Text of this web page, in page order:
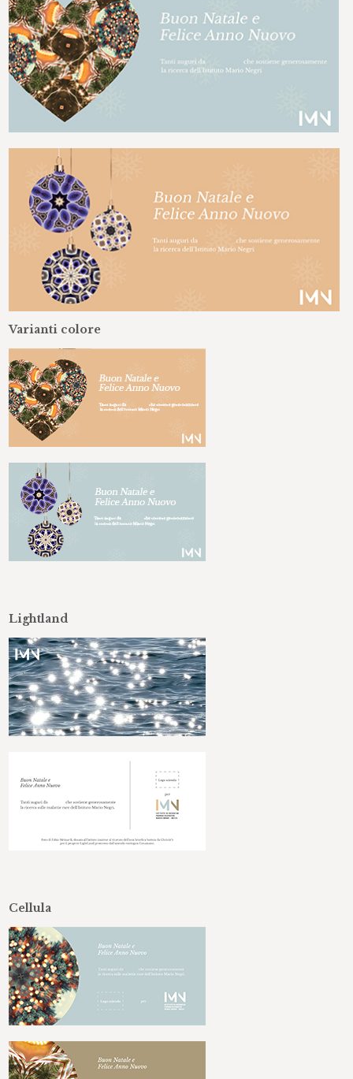
Varianti colore
Lightland
Cellula